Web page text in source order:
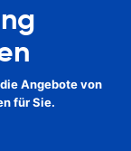
Angebote von
für Sie.